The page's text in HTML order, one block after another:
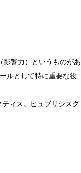
（影響力）というものがあ
ルとして特に重要な役
ィス。ピュブリシスグ